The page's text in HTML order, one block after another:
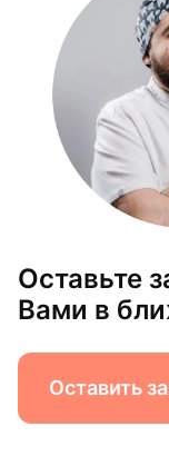
Оставьте
Вами в
Оставить